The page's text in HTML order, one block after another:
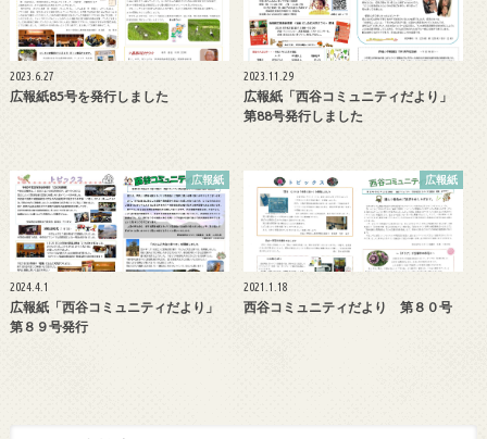
2023.6.27
広報紙85号を発行しました
2023.11.29
広報紙「西谷コミュニティだより」
第88号発行しました
広報紙
2024.4.1
広報紙「西谷コミュニティだより」
第８９号発行
広報紙
2021.1.18
西谷コミュニティだより 第８０号